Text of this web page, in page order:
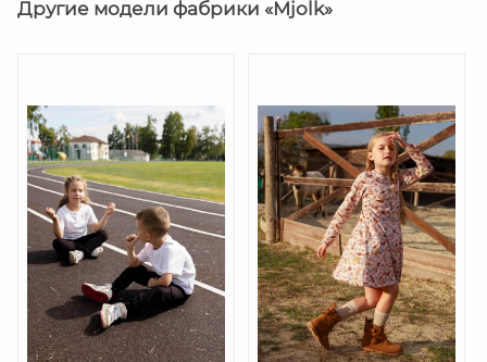
Другие модели фабрики «Mjolk»